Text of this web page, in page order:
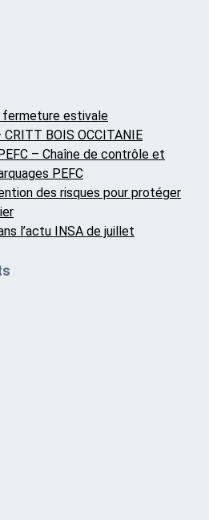
fermeture estivale
BOIS OCCITANIE
– Chaîne de contrôle et
PEFC
des risques pour protéger
l’actu INSA de juillet